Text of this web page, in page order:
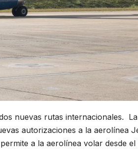
nuevas rutas internacionales.
autorizaciones a la aerolínea
a la aerolínea volar desde